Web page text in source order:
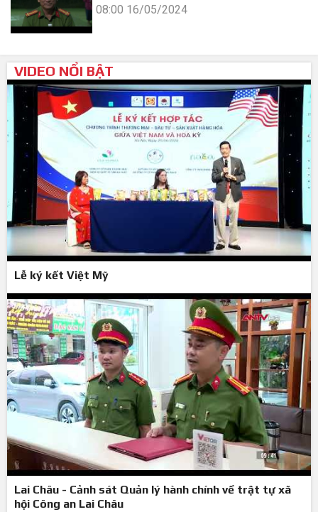
08:00 16/05/2024
VIDEO NỔI BẬT
Lễ ký kết Việt Mỹ
Lai Châu - Cảnh sát Quản lý hành chính về trật tự xã
hội Công an Lai Châu